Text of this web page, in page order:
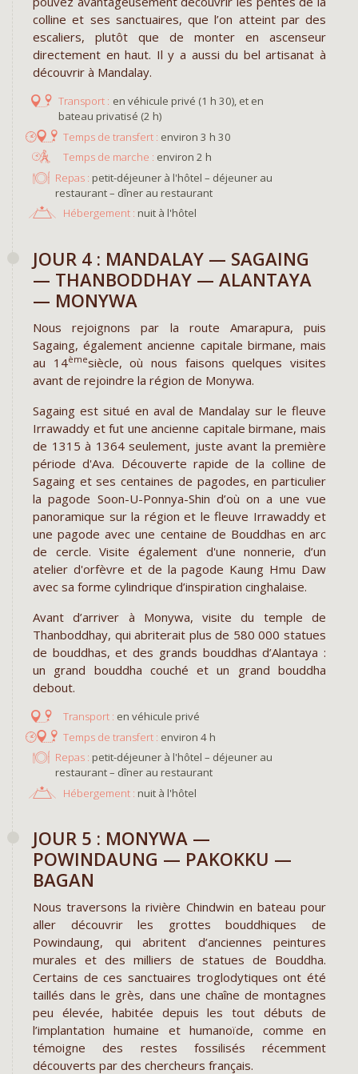
colline et ses sanctuaires, que l’on atteint par des
escaliers, plutôt que de monter en ascenseur
directement en haut. Il y a aussi du bel artisanat à
découvrir à Mandalay.
en véhicule privé (1 h 30), et en
bateau privatisé (2 h)
environ 3 h 30
environ 2 h
Repas : petit-déjeuner à l'hôtel – déjeuner au
restaurant – dîner au restaurant
Hébergement : nuit à l'hôtel
JOUR 4 : MANDALAY — SAGAING
— THANBODDHAY — ALANTAYA
— MONYWA
Nous rejoignons par la route Amarapura, puis
Sagaing, également ancienne capitale birmane, mais
au 14èmesiècle, où nous faisons quelques visites
avant de rejoindre la région de Monywa.
Sagaing est situé en aval de Mandalay sur le fleuve
Irrawaddy et fut une ancienne capitale birmane, mais
de 1315 à 1364 seulement, juste avant la première
période d'Ava. Découverte rapide de la colline de
Sagaing et ses centaines de pagodes, en particulier
la pagode Soon-U-Ponnya-Shin d’où on a une vue
panoramique sur la région et le fleuve Irrawaddy et
une pagode avec une centaine de Bouddhas en arc
de cercle. Visite également d'une nonnerie, d’un
atelier d'orfèvre et de la pagode Kaung Hmu Daw
avec sa forme cylindrique d’inspiration cinghalaise.
Avant d’arriver à Monywa, visite du temple de
Thanboddhay, qui abriterait plus de 580 000 statues
de bouddhas, et des grands bouddhas d’Alantaya :
un grand bouddha couché et un grand bouddha
debout.
en véhicule privé
environ 4 h
Repas : petit-déjeuner à l'hôtel – déjeuner au
restaurant – dîner au restaurant
Hébergement : nuit à l'hôtel
JOUR 5 : MONYWA —
POWINDAUNG — PAKOKKU —
BAGAN
Nous traversons la rivière Chindwin en bateau pour
aller découvrir les grottes bouddhiques de
Powindaung, qui abritent d’anciennes peintures
murales et des milliers de statues de Bouddha.
Certains de ces sanctuaires troglodytiques ont été
taillés dans le grès, dans une chaîne de montagnes
peu élevée, habitée depuis les tout débuts de
l’implantation humaine et humanoïde, comme en
témoigne des restes fossilisés récemment
découverts par des chercheurs français.